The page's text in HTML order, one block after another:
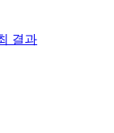
결과